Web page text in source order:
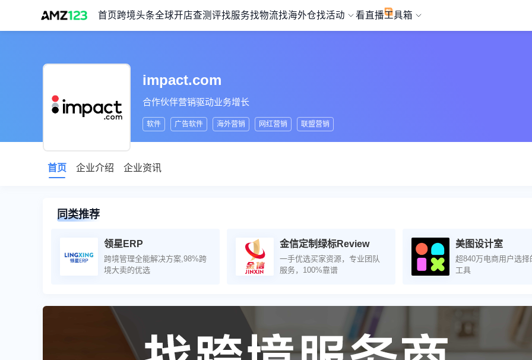
首页 跨境头条全球开店查测评找服务找物流找海外仓找活动 看直播工具箱
impact.com
合作伙伴营销驱动业务增长
软件 广告软件 海外营销 网红营销 联盟营销
首页 企业介绍 企业资讯
同类推荐
领星ERP
跨境管理全能解决方案,98%跨
境大卖的优选
金信定制绿标Review
一手优选买家资源，专业团队
服务，100%靠谱
美图设计室
超840万电商用户选择
工具